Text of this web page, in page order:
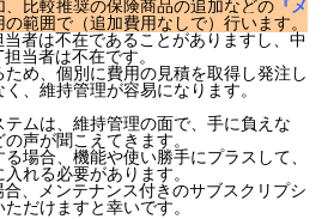
比較推奨の保険商品の追加などの 『メ
の範囲で（追加費用なしで）行います。
者は不在であることがありますし、中
当者は不在です。
め、個別に費用の見積を取得し発注し
、維持管理が容易になります。
テムは、維持管理の面で、手に負えな
声が聞こえてきます。
場合、機能や使い勝手にプラスして、
れる必要があります。
合、メンテナンス付きのサブスクリプシ
だけますと幸いです。